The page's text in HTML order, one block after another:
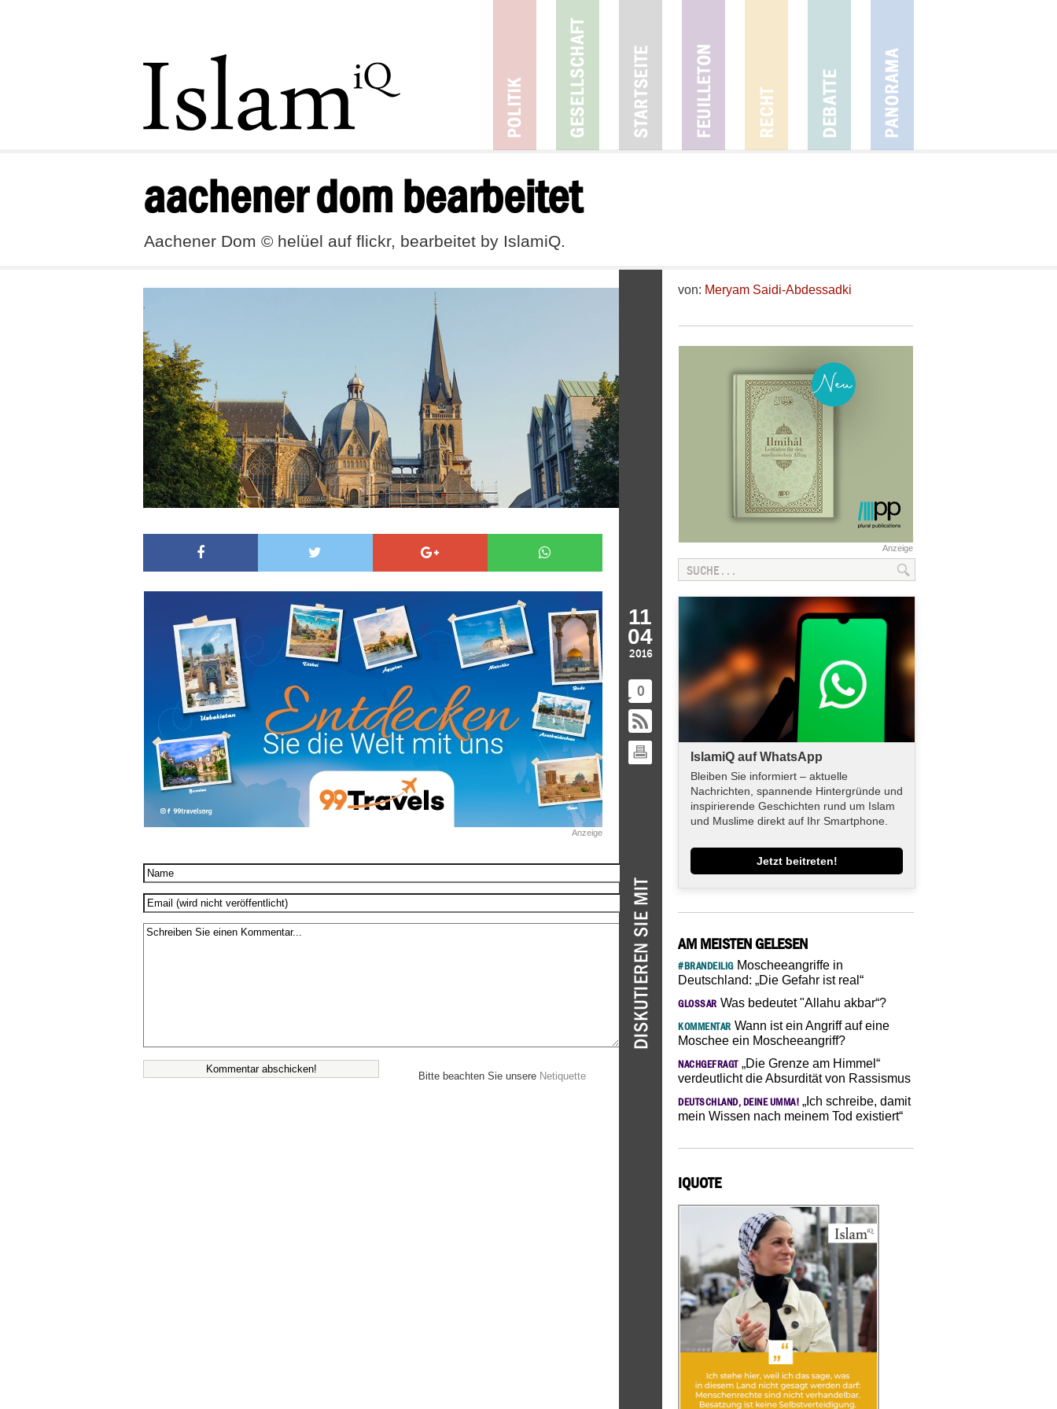
aachener dom bearbeitet
Aachener Dom © helüel auf flickr, bearbeitet by IslamiQ.
11
04
2016
0
Anzeige
Bitte beachten Sie unsere Netiquette
von: Meryam Saidi-Abdessadki
Anzeige
IslamiQ auf WhatsApp
Bleiben Sie informiert – aktuelle
Nachrichten, spannende Hintergründe und
inspirierende Geschichten rund um Islam
und Muslime direkt auf Ihr Smartphone.
Jetzt beitreten!
AM MEISTEN GELESEN
#BRANDEILIGMoscheeangriffe in
Deutschland: „Die Gefahr ist real“
GLOSSAR Was bedeutet "Allahu akbar“?
KOMMENTAR Wann ist ein Angriff auf eine
Moschee ein Moscheeangriff?
NACHGEFRAGT„Die Grenze am Himmel“
verdeutlicht die Absurdität von Rassismus
DEUTSCHLAND, DEINE UMMA! „Ich schreibe, damit
mein Wissen nach meinem Tod existiert“
IQUOTE